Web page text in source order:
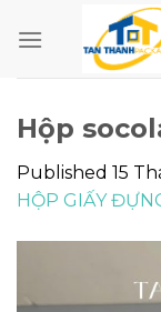
Hộp
Published 15
HỘP GIẤY